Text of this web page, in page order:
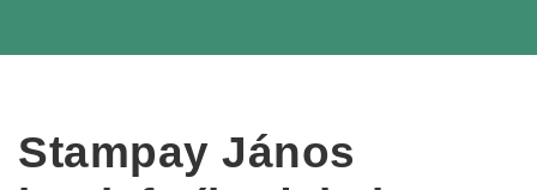
Stampay János